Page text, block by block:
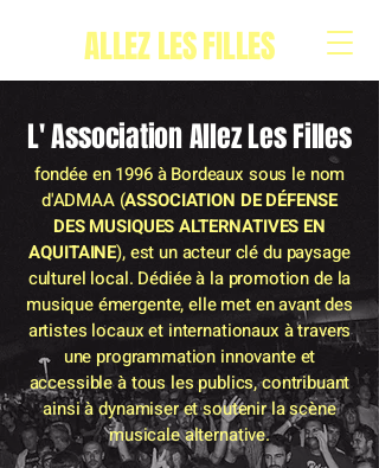
ALLEZ LES FILLES
L' Association Allez Les Filles
fondée en 1996 à Bordeaux sous le nom
d'ADMAA (ASSOCIATION DE DÉFENSE
DES MUSIQUES ALTERNATIVES EN
AQUITAINE), est un acteur clé du paysage
culturel local. Dédiée à la promotion de la
musique émergente, elle met en avant des
artistes locaux et internationaux à travers
une programmation innovante et
accessible à tous les publics, contribuant
ainsi à dynamiser et soutenir la scène
musicale alternative.